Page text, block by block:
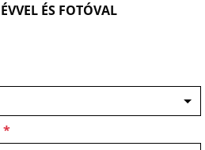
ÉS FOTÓVAL
*